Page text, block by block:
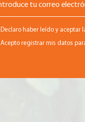
Declaro haber leído y aceptar
Acepto registrar mis datos